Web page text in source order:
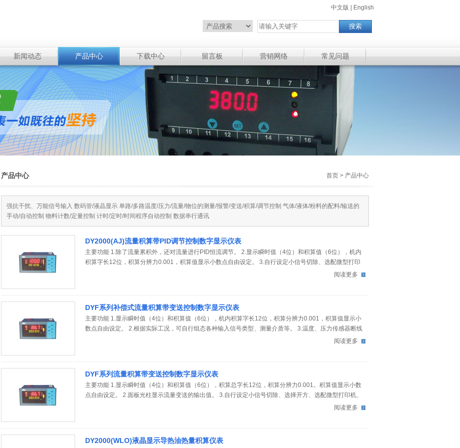
中文版 English
新闻动态 产品中心 下载中心 留言板 营销网络 常见问题
产品中心 首页 > 产品中心
强抗干扰、万能信号输入 数码管/液晶显示 单路/多路温度/压力/流量/物位的测量/报警/变送/积算/调节控制 气体/液体/粉料的配料/输送的
手动/自动控制 物料计数/定量控制 计时/定时/时间程序自动控制 数据串行通讯
DY2000(AJ)流量积算带PID调节控制数字显示仪表
主要功能 1.除了流量累积外，还对流量进行PID恒流调节。 2.显示瞬时值（4位）和积算值（6位），机内
积算字长12位，积算分辨力0.001，积算值显示小数点自由设定。 3.自行设定小信号切除、选配微型打印
阅读更多
DYF系列补偿式流量积算带变送控制数字显示仪表
主要功能 1.显示瞬时值（4位）和积算值（6位），机内积算字长12位，积算分辨力0.001，积算值显示小
数点自由设定。 2.根据实际工况，可自行组态各种输入信号类型、测量介质等。 3.温度、压力传感器断线
时可自行进入预置定值补偿。 4.可选择温度、压力自动补偿或人工定值补偿（无需温度、压力传感器）。
阅读更多
DYF系列流量积算带变送控制数字显示仪表
主要功能 1.显示瞬时值（4位）和积算值（6位），积算总字长12位，积算分辨力0.001。积算值显示小数
点自由设定。 2.面板光柱显示流量变送的输出值。 3.自行设定小信号切除、选择开方、选配微型打印机、
阅读更多
DY2000(WLO)液晶显示导热油热量积算仪表